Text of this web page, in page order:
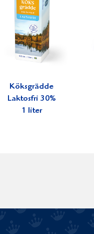
Köksgrädde
Laktosfri 30%
1 liter